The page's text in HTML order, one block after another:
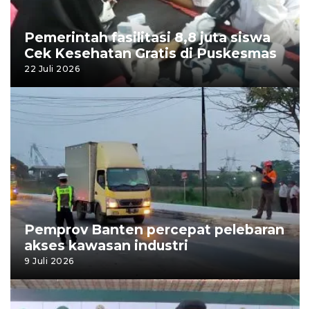
Pemerintah fasilitasi 8,8 juta siswa
Cek Kesehatan Gratis di Puskesmas
22 Juli 2026
Pemprov Banten percepat pelebaran
akses kawasan industri
9 Juli 2026